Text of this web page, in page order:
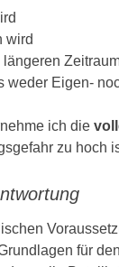
wird
weder Eigen-
ich die
zu hoch
für